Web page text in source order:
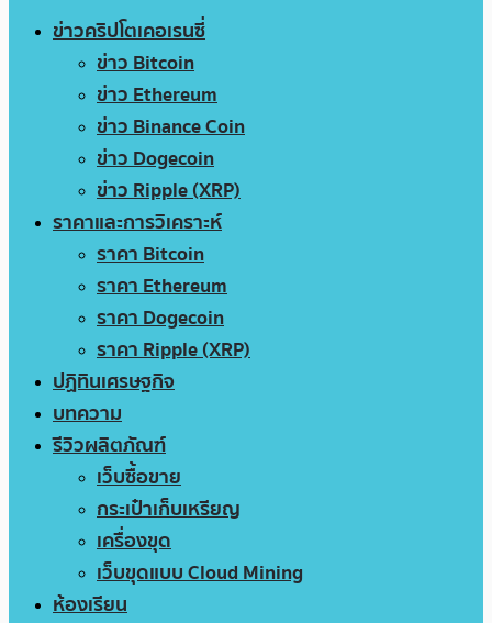
ข่าวคริปโตเคอเรนซี่
ข่าว Bitcoin
ข่าว Ethereum
ข่าว Binance Coin
ข่าว Dogecoin
ข่าว Ripple (XRP)
ราคาและการวิเคราะห์
ราคา Bitcoin
ราคา Ethereum
ราคา Dogecoin
ราคา Ripple (XRP)
ปฏิทินเศรษฐกิจ
บทความ
รีวิวผลิตภัณฑ์
เว็บซื้อขาย
กระเป๋าเก็บเหรียญ
เครื่องขุด
เว็บขุดแบบ Cloud Mining
ห้องเรียน